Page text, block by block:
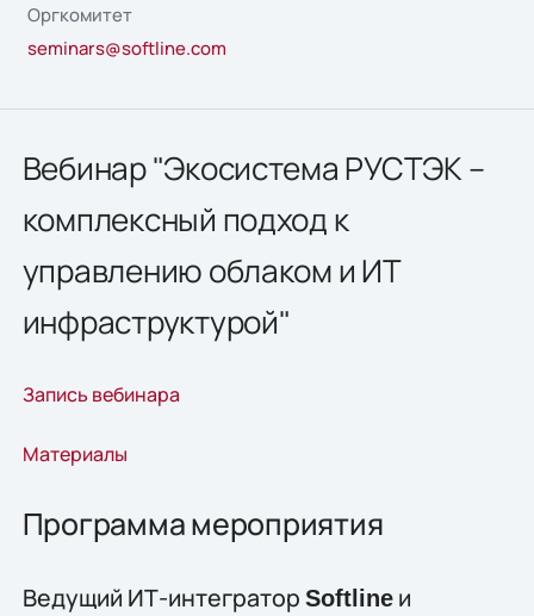
Оргкомитет
seminars@softline.com
Вебинар "Экосистема РУСТЭК –
комплексный подход к
управлению облаком и ИТ
инфраструктурой"
Запись вебинара
Материалы
Программа мероприятия
Ведущий ИТ-интегратор Softlineи